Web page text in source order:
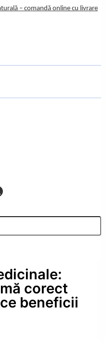
– comandă online cu livrare
corect
beneficii